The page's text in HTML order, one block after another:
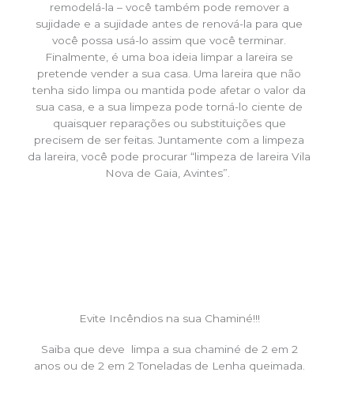
remodelá-la – você também pode remover a
sujidade e a sujidade antes de renová-la para que
você possa usá-lo assim que você terminar.
Finalmente, é uma boa ideia limpar a lareira se
pretende vender a sua casa. Uma lareira que não
tenha sido limpa ou mantida pode afetar o valor da
sua casa, e a sua limpeza pode torná-lo ciente de
quaisquer reparações ou substituições que
precisem de ser feitas. Juntamente com a limpeza
da lareira, você pode procurar “limpeza de lareira Vila
Nova de Gaia, Avintes”.
Evite Incêndios na sua Chaminé!!!
Saiba que deve limpa a sua chaminé de 2 em 2
anos ou de 2 em 2 Toneladas de Lenha queimada.